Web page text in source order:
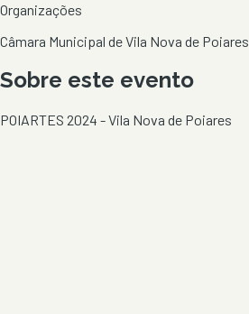
Organizações
Câmara Municipal de Vila Nova de Poiares
Sobre este evento
POIARTES 2024 - Vila Nova de Poiares